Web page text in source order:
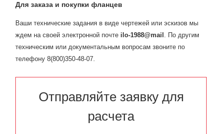
Для заказа и покупки фланцев
Ваши технические задания в виде чертежей или эскизов мы
ждем на своей электронной почте ilo-1988@mail . По другим
техническим или документальным вопросам звоните по
телефону 8(800)350-48-07.
Отправляйте заявку для
расчета